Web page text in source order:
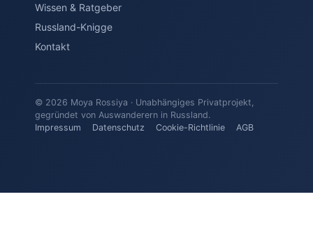
Wissen & Ratgeber
Russland-Knigge
Kontakt
© 2026 Moya Rossiya · Unabhängiges Privatprojekt,
gegründet von Auswanderern in Russland.
Impressum
Datenschutz Cookie-Richtlinie AGB